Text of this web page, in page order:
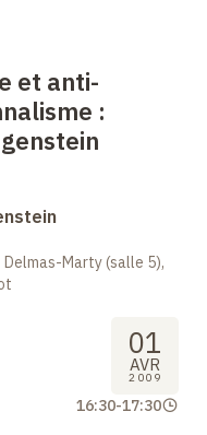
et anti-
:
Marty (salle 5),
01
AVR
2009
16:30-17:30